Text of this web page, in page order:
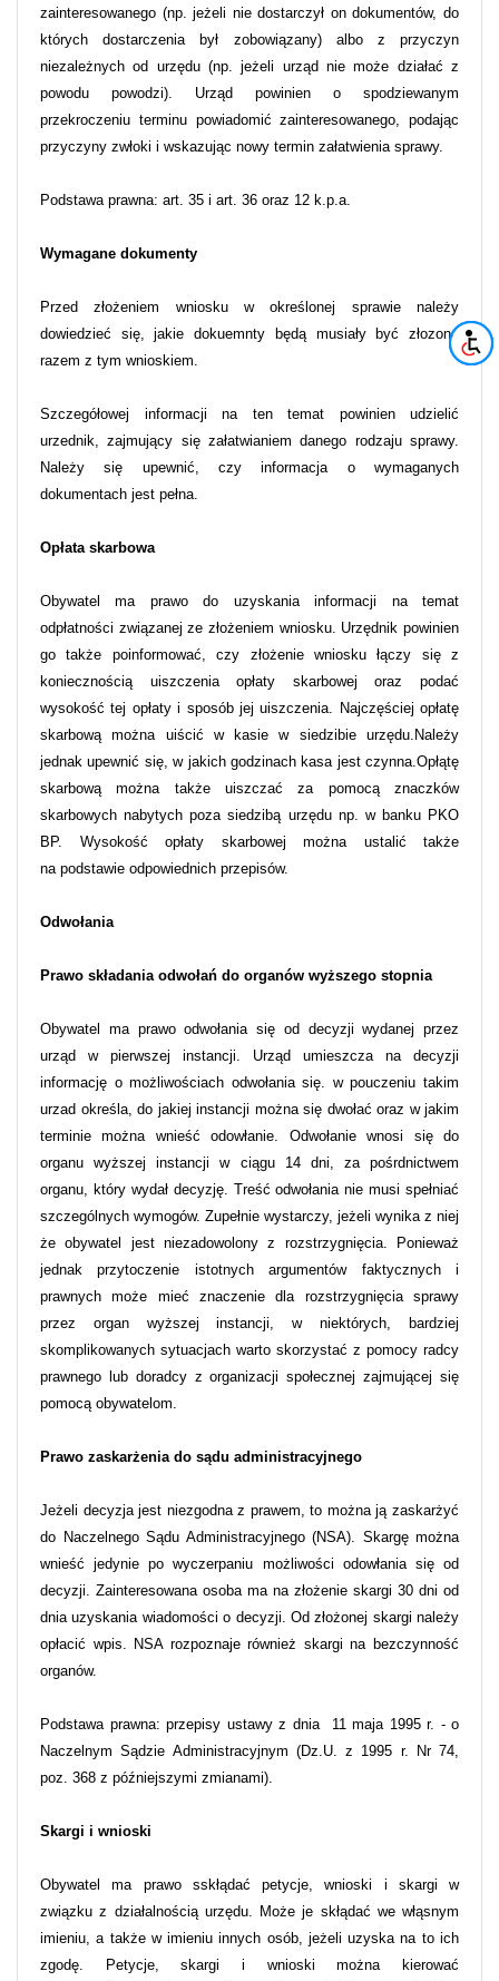
zainteresowanego (np. jeżeli nie dostarczył on dokumentów, do
których dostarczenia był zobowiązany) albo z przyczyn
niezależnych od urzędu (np. jeżeli urząd nie może działać z
powodu powodzi). Urząd powinien o spodziewanym
przekroczeniu terminu powiadomić zainteresowanego, podając
przyczyny zwłoki i wskazując nowy termin załatwienia sprawy.
Podstawa prawna: art. 35 i art. 36 oraz 12 k.p.a.
Wymagane dokumenty
Przed złożeniem wniosku w określonej sprawie należy
dowiedzieć się, jakie dokuemnty będą musiały być złozone
razem z tym wnioskiem.
Szczegółowej informacji na ten temat powinien udzielić
urzednik, zajmujący się załatwianiem danego rodzaju sprawy.
Należy się upewnić, czy informacja o wymaganych
dokumentach jest pełna.
Opłata skarbowa
Obywatel ma prawo do uzyskania informacji na temat
odpłatności związanej ze złożeniem wniosku. Urzędnik powinien
go także poinformować, czy złożenie wniosku łączy się z
koniecznością uiszczenia opłaty skarbowej oraz podać
wysokość tej opłaty i sposób jej uiszczenia. Najczęściej opłatę
skarbową można uiścić w kasie w siedzibie urzędu.Należy
jednak upewnić się, w jakich godzinach kasa jest czynna.Opłątę
skarbową można także uiszczać za pomocą znaczków
skarbowych nabytych poza siedzibą urzędu np. w banku PKO
BP. Wysokość opłaty skarbowej można ustalić także
na podstawie odpowiednich przepisów.
Odwołania
Prawo składania odwołań do organów wyższego stopnia
Obywatel ma prawo odwołania się od decyzji wydanej przez
urząd w pierwszej instancji. Urząd umieszcza na decyzji
informację o możliwościach odwołania się. w pouczeniu takim
urzad określa, do jakiej instancji można się dwołać oraz w jakim
terminie można wnieść odowłanie. Odwołanie wnosi się do
organu wyższej instancji w ciągu 14 dni, za pośrdnictwem
organu, który wydał decyzję. Treść odwołania nie musi spełniać
szczególnych wymogów. Zupełnie wystarczy, jeżeli wynika z niej
że obywatel jest niezadowolony z rozstrzygnięcia. Ponieważ
jednak przytoczenie istotnych argumentów faktycznych i
prawnych może mieć znaczenie dla rozstrzygnięcia sprawy
przez organ wyższej instancji, w niektórych, bardziej
skomplikowanych sytuacjach warto skorzystać z pomocy radcy
prawnego lub doradcy z organizacji społecznej zajmującej się
pomocą obywatelom.
Prawo zaskarżenia do sądu administracyjnego
Jeżeli decyzja jest niezgodna z prawem, to można ją zaskarżyć
do Naczelnego Sądu Administracyjnego (NSA). Skargę można
wnieść jedynie po wyczerpaniu możliwości odowłania się od
decyzji. Zainteresowana osoba ma na złożenie skargi 30 dni od
dnia uzyskania wiadomości o decyzji. Od złożonej skargi należy
opłacić wpis. NSA rozpoznaje również skargi na bezczynność
organów.
Podstawa prawna: przepisy ustawy z dnia 11 maja 1995 r. - o
Naczelnym Sądzie Administracyjnym (Dz.U. z 1995 r. Nr 74,
poz. 368 z późniejszymi zmianami).
Skargi i wnioski
Obywatel ma prawo sskłądać petycje, wnioski i skargi w
związku z działalnością urzędu. Może je skłądać we włąsnym
imieniu, a także w imieniu innych osób, jeżeli uzyska na to ich
zgodę. Petycje, skargi i wnioski można kierować